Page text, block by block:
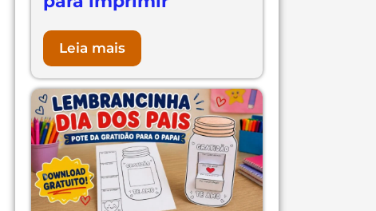
Leia mais